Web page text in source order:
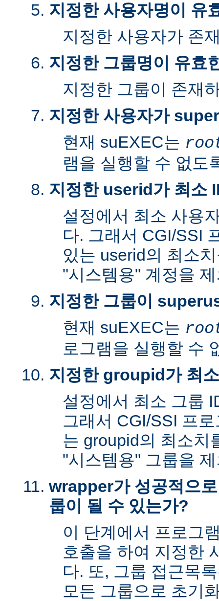
지정한 사용자명이 유
지정한 사용자가 존
지정한 그룹명이 유효
지정한 그룹이 존재
지정한 사용자가
현재 suEXEC는
램을 실행할 수 없도
지정한 userid가 최소
설정에서 최소 사용
다. 그래서 CGI/SSI
있는 userid의 최소
"시스템용" 계정을
지정한 그룹이
현재 suEXEC는
로그램을 실행할 수
지정한 groupid가 최
설정에서 최소 그룹
그래서 CGI/SSI 프
는 groupid의 최소치
"시스템용" 그룹을
wrapper가 성공적으
룹이 될 수 있는가?
이 단계에서 프로그
호출을 하여 지정한
다. 또, 그룹 접근목
모든 그룹으로 초기